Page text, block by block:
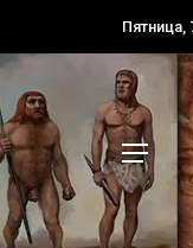
Пятница,